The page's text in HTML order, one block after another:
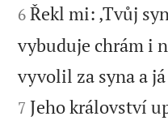
6 Řekl mi: ‚Tvůj
vybuduje chrám i
vyvolil za syna a
7 Jeho království